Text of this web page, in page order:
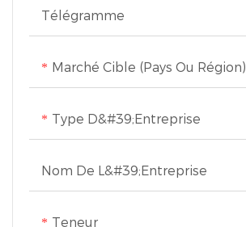
Télégramme
Marché Cible (pays Ou Région)
Type D&#39;entreprise
Nom De L&#39;entreprise
Teneur